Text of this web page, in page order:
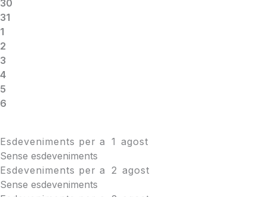
30
31
1
2
3
4
5
6
Esdeveniments per a 1 agost
Sense esdeveniments
Esdeveniments per a
2 agost
Sense esdeveniments